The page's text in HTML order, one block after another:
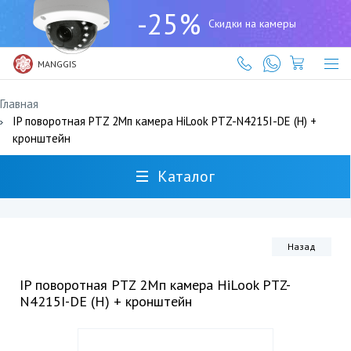
-25% Скидки на камеры
MANGGIS
(727)
317-
61-
61
Главная
IP поворотная PTZ 2Мп камера HiLook PTZ-N4215I-DE (H) +
кронштейн
Каталог
Назад
IP поворотная PTZ 2Мп камера HiLook PTZ-
N4215I-DE (H) + кронштейн